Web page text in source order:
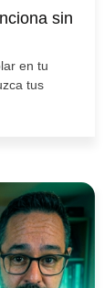
sin
en tu
tus